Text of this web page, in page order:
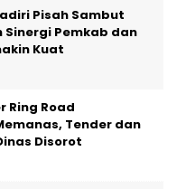
Pisah Sambut
Sinergi Pemkab dan
Kuat
Ring Road
Tender dan
Disorot